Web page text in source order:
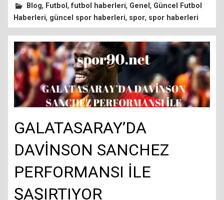
Blog, Futbol,futbol haberleri, Genel, Güncel Futbol
Haberleri, güncel spor haberleri, spor, spor haberleri
GALATASARAY’DA
DAVİNSON SANCHEZ
PERFORMANSI İLE
ŞAŞIRTIYOR